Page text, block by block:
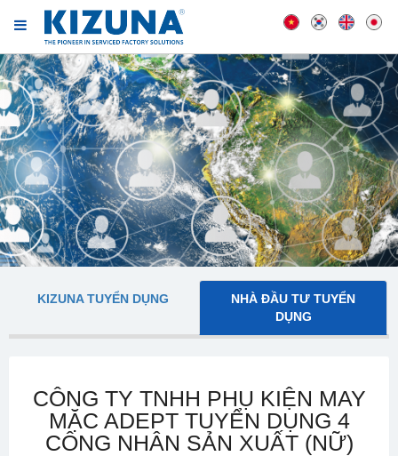
KIZUNA TUYỂN DỤNG
NHÀ ĐẦU TƯ TUYỂN
DỤNG
CÔNG TY TNHH PHỤ KIỆN MAY
MẶC ADEPT TUYỂN DỤNG 4
CÔNG NHÂN SẢN XUẤT (NỮ)